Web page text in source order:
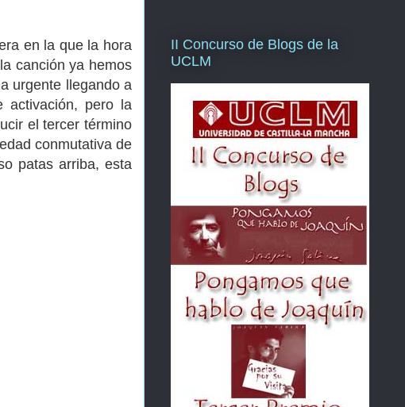
en la que la hora
canción ya hemos
urgente llegando a
activación, pero la
el tercer término
conmutativa de
patas arriba, esta
II Concurso de Blogs de la
UCLM